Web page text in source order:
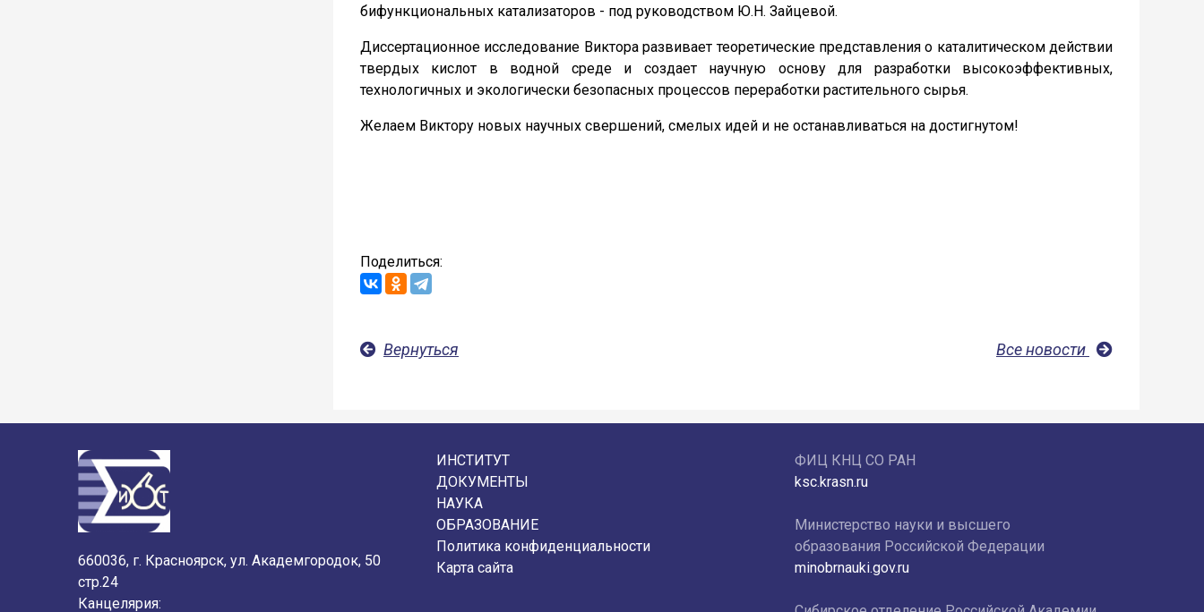
бифункциональных катализаторов - под руководством Ю.Н. Зайцевой.
Диссертационное исследование Виктора развивает теоретические представления о каталитическом действии
твердых кислот в водной среде и создает научную основу для разработки высокоэффективных,
технологичных и экологически безопасных процессов переработки растительного сырья.
Желаем Виктору новых научных свершений, смелых идей и не останавливаться на достигнутом!
Поделиться:
Вернуться Все новости
660036, г. Красноярск, ул. Академгородок, 50
стр.24
Канцелярия:
ИНСТИТУТ
ДОКУМЕНТЫ
НАУКА
ОБРАЗОВАНИЕ
Политика конфиденциальности
Карта сайта
ФИЦ КНЦ СО РАН
ksc.krasn.ru
Министерство науки и высшего
образования Российской Федерации
minobrnauki.gov.ru